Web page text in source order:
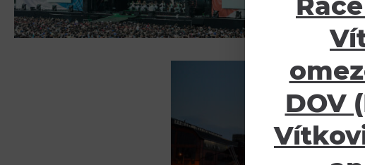
DOV